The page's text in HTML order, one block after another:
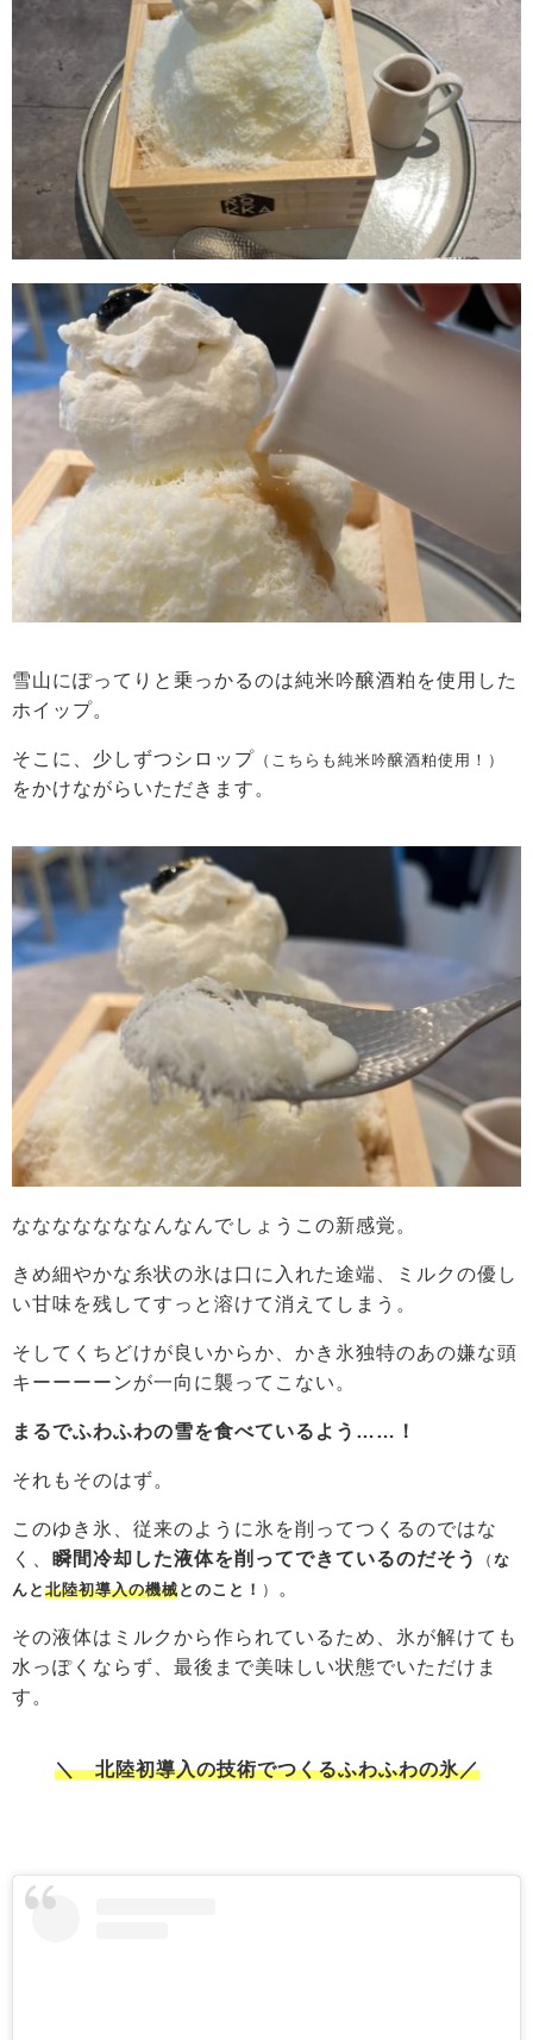
雪山にぽってりと乗っかるのは純米吟醸酒粕を使用した
ホイップ。
そこに、少しずつシロップ （こちらも純米吟醸酒粕使用！）
をかけながらいただきます。
なななななななんなんでしょうこの新感覚。
きめ細やかな糸状の氷は口に入れた途端、ミルクの優し
い甘味を残してすっと溶けて消えてしまう。
そしてくちどけが良いからか、かき氷独特のあの嫌な頭
キーーーーンが一向に襲ってこない。
まるでふわふわの雪を食べているよう……！
それもそのはず。
このゆき氷、従来のように氷を削ってつくるのではな
く、 瞬間冷却した液体を削ってできているのだそう （ な
んと 北陸初導入の機械とのこと！ ） 。
その液体はミルクから作られているため、氷が解けても
水っぽくならず、最後まで美味しい状態でいただけま
す。
＼ 北陸初導入の技術でつくるふわふわの氷／